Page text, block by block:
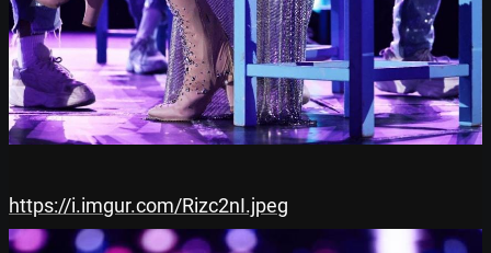
https://i.imgur.com/Rizc2nI.jpeg